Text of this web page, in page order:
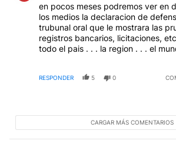
en pocos meses podremos ver en
los medios la declaracion de
trubunal oral que le mostrara las
registros bancarios, licitaciones,
todo el pais . . . la region . . . el mundo . . . el universo
todo . . . podran apreciar QUE LA
RESPONDER 5 0
CARGAR MÁS COMENTARIOS